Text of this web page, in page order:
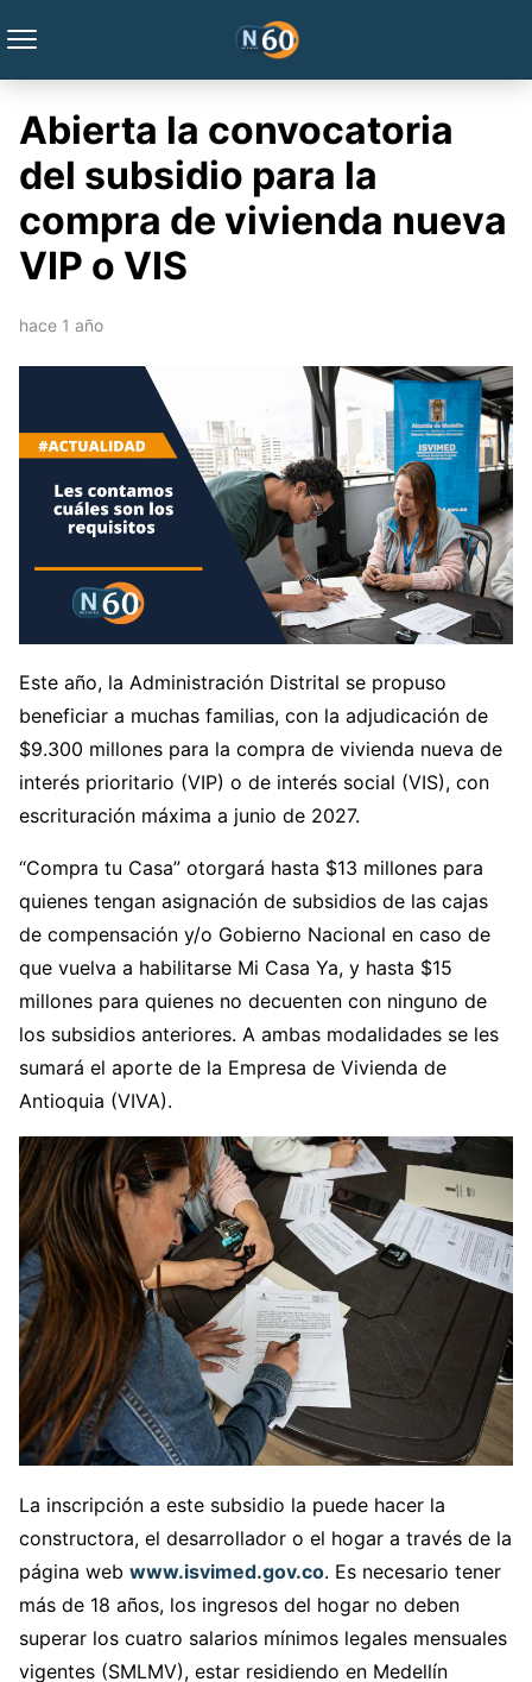
Abierta la convocatoria
del subsidio para la
compra de vivienda nueva
VIP o VIS
hace 1 año
Este año, la Administración Distrital se propuso
beneficiar a muchas familias, con la adjudicación de
$9.300 millones para la compra de vivienda nueva de
interés prioritario (VIP) o de interés social (VIS), con
escrituración máxima a junio de 2027.
“Compra tu Casa” otorgará hasta $13 millones para
quienes tengan asignación de subsidios de las cajas
de compensación y/o Gobierno Nacional en caso de
que vuelva a habilitarse Mi Casa Ya, y hasta $15
millones para quienes no decuenten con ninguno de
los subsidios anteriores. A ambas modalidades se les
sumará el aporte de la Empresa de Vivienda de
Antioquia (VIVA).
La inscripción a este subsidio la puede hacer la
constructora, el desarrollador o el hogar a través de la
página web www.isvimed.gov.co. Es necesario tener
más de 18 años, los ingresos del hogar no deben
superar los cuatro salarios mínimos legales mensuales
vigentes (SMLMV), estar residiendo en Medellín